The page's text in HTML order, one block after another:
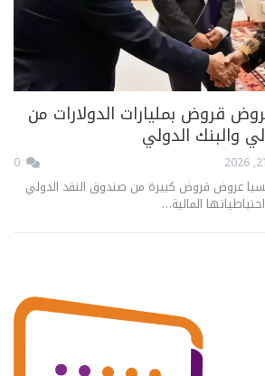
قروض بمليارات الدولارات من
والبنك الدولي
عروض قروض كبيرة من صندوق النقد الدولي
المالية…